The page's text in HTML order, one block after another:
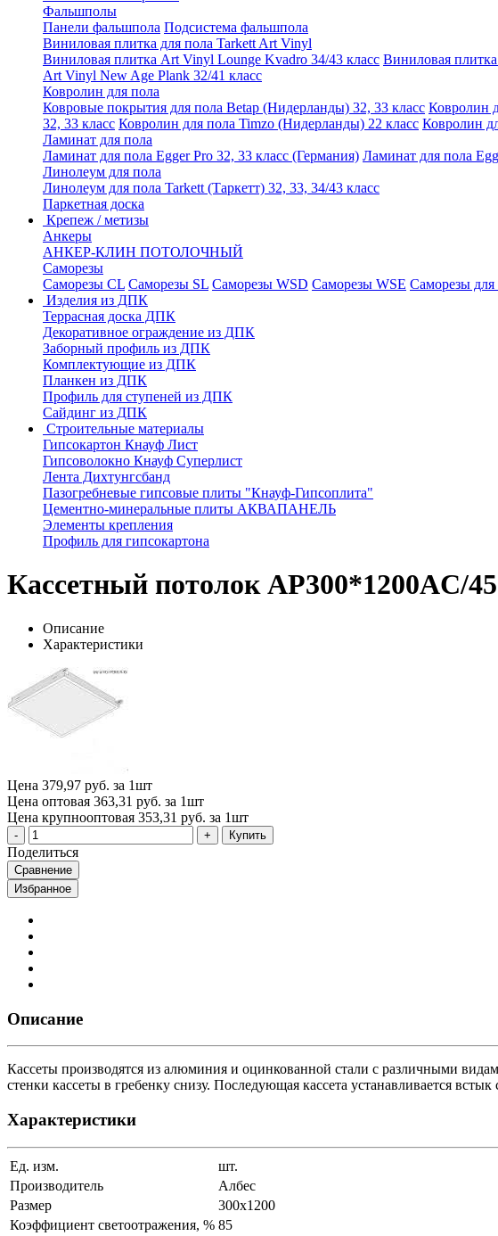
Фальшполы
Панели фальшпола Подсистема фальшпола
Виниловая плитка для пола Tarkett Art Vinyl
Виниловая плитка Art Vinyl Lounge Kvadro 34/43 класс Виниловая
Art Vinyl New Age Plank 32/41 класс
Ковролин для пола
Ковровые покрытия для пола Betap (Нидерланды) 32, 33 класс Ковролин
32, 33 класс Ковролин для пола Timzo (Нидерланды) 22 класс Ковролин
Ламинат для пола
Ламинат для пола Egger Pro 32, 33 класс (Германия) Ламинат для пола
Линолеум для пола
Линолеум для пола Tarkett (Таркетт) 32, 33, 34/43 класс
Паркетная доска
Крепеж / метизы
Анкеры
АНКЕР-КЛИН ПОТОЛОЧНЫЙ
Саморезы
Саморезы CL Саморезы SL Саморезы WSD Саморезы WSE Саморезы
Изделия из ДПК
Террасная доска ДПК
Декоративное ограждение из ДПК
Заборный профиль из ДПК
Комплектующие из ДПК
Планкен из ДПК
Профиль для ступеней из ДПК
Сайдинг из ДПК
Строительные материалы
Гипсокартон Кнауф Лист
Гипсоволокно Кнауф Суперлист
Лента Дихтунгсбанд
Пазогребневые гипсовые плиты "Кнауф-Гипсоплита"
Цементно-минеральные плиты АКВАПАНЕЛЬ
Элементы крепления
Профиль для гипсокартона
Кассетный потолок AP300*1200AC/
Описание
Характеристики
Цена 379,97 руб. за 1шт
Цена оптовая 363,31 руб. за 1шт
Цена крупнооптовая 353,31 руб. за 1шт
Купить
Поделиться
Сравнение
Избранное
Описание
Кассеты производятся из алюминия и оцинкованной стали с различными
стенки кассеты в гребенку снизу. Последующая кассета устанавливается
Характеристики
Ед. изм.
шт.
Производитель
Албес
Размер
300x1200
Коэффициент светоотражения, % 85